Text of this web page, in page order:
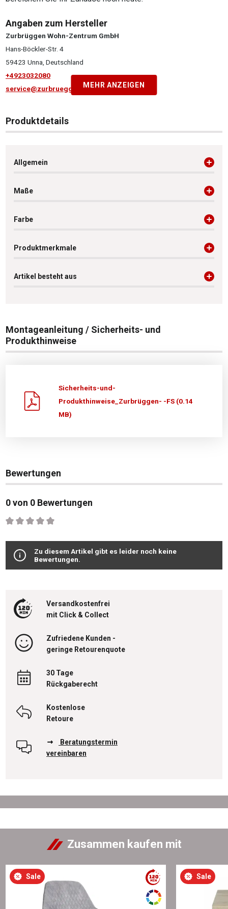
Angaben zum Hersteller
Zurbrüggen Wohn-Zentrum GmbH
Hans-Böckler-Str. 4
59423 Unna, Deutschland
+4923032080
service@zurbrueggen.deMEHR ANZEIGEN
Produktdetails
Allgemein
Maße
Farbe
Produktmerkmale
Artikel besteht aus
Montageanleitung / Sicherheits- und
Produkthinweise
Sicherheits-und-
Produkthinweise_Zurbrüggen- -FS (0.14
MB)
Bewertungen
0 von 0 Bewertungen
Durchschnittliche Bewertung von 0 von 5 Sternen
Zu diesem Artikel gibt es leider noch keine
Bewertungen.
Versandkostenfrei
mit Click & Collect
Zufriedene Kunden -
geringe Retourenquote
30 Tage
Rückgaberecht
Kostenlose
Retoure
Beratungstermin
vereinbaren
Zusammen kaufen mit
Sale Sale